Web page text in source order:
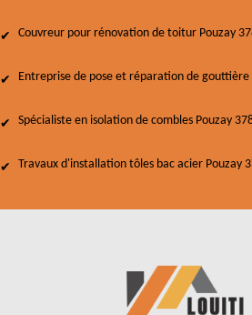
Couvreur pour rénovation de toitur Pouzay
Entreprise de pose et réparation de gouttière
Spécialiste en isolation de combles Pouzay
Travaux d'installation tôles bac acier Pouzay